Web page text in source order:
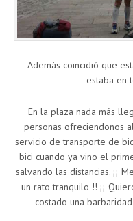
Además coincidió que
estaba en
En la plaza nada más
personas ofreciendonos
servicio de transporte de
bici cuando ya vino el
salvando las distancias. ¡¡
un rato tranquilo !! ¡¡
costado una